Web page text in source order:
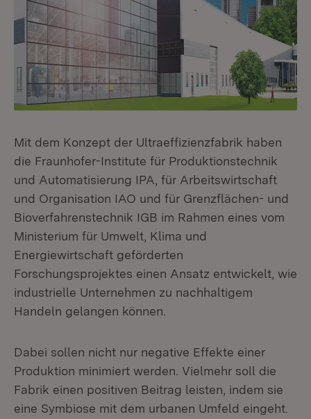
Mit dem Konzept der Ultraeffizienzfabrik haben
die Fraunhofer-Institute für Produktionstechnik
und Automatisierung IPA, für Arbeitswirtschaft
und Organisation IAO und für Grenzflächen- und
Bioverfahrenstechnik IGB im Rahmen eines vom
Ministerium für Umwelt, Klima und
Energiewirtschaft geförderten
Forschungsprojektes einen Ansatz entwickelt, wie
industrielle Unternehmen zu nachhaltigem
Handeln gelangen können.
Dabei sollen nicht nur negative Effekte einer
Produktion minimiert werden. Vielmehr soll die
Fabrik einen positiven Beitrag leisten, indem sie
eine Symbiose mit dem urbanen Umfeld eingeht.